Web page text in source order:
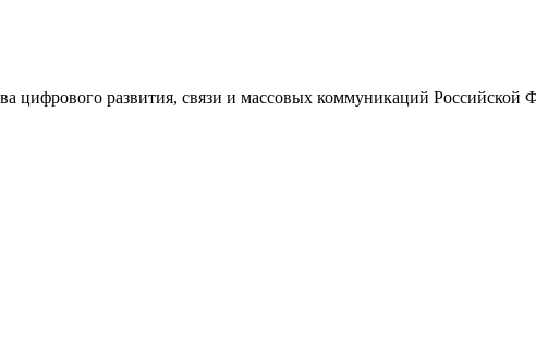
цифрового развития, связи и массовых коммуникаций Российской